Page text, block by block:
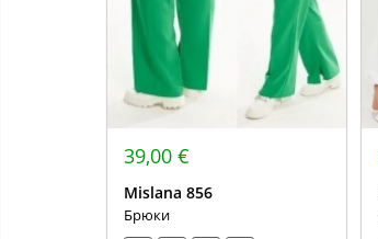
39,00 €
Mislana 856
Брюки